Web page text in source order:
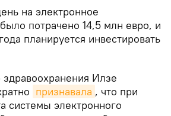
на электронное
потрачено 14,5 млн евро, и
планируется инвестировать
Илзе
признавала , что при
системы электронного